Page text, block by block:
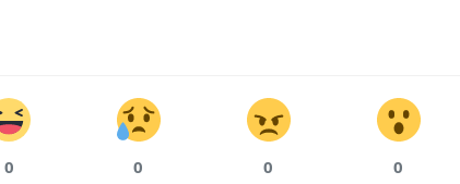
Yalova
Karabük
0 0 0 0